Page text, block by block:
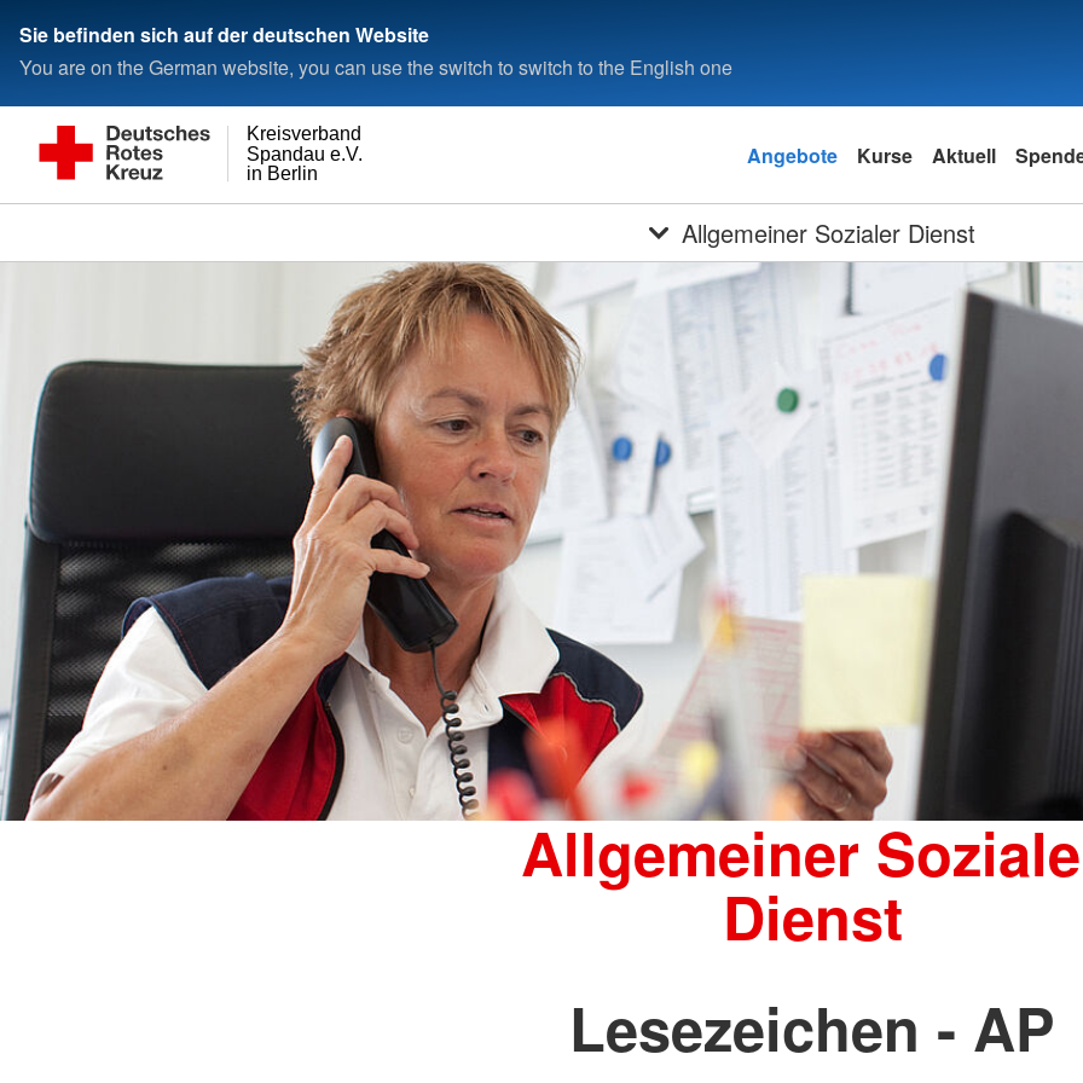
Sie befinden sich auf der deutschen Website
You are on the German website, you can use the switch to switch to the English one
in Berlin
Spandau e.V.
Kreisverband
Angebote Kurse Aktuell
Allgemeiner Sozialer Dienst
Allgemeiner
Dienst
Lesezeichen - AP